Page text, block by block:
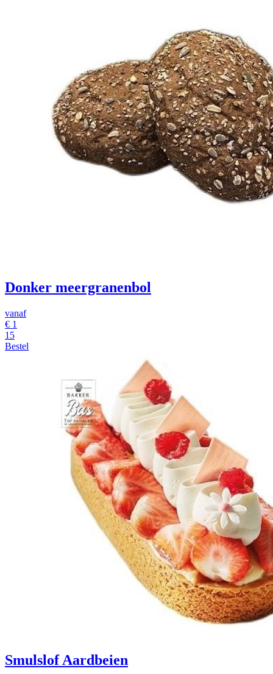
Donker meergranenbol
vanaf
€ 1
15
Bestel
Smulslof Aardbeien